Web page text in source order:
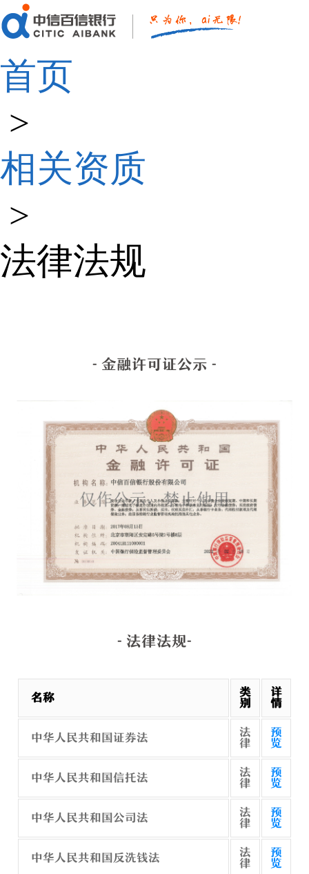
首页
>
相关资质
>
法律法规
- 金融许可证公示 -
- 法律法规-
名称
类
别
详
情
中华人民共和国证券法
法
律
预
览
中华人民共和国信托法
法
律
预
览
中华人民共和国公司法
法
律
预
览
中华人民共和国反洗钱法
法
律
预
览